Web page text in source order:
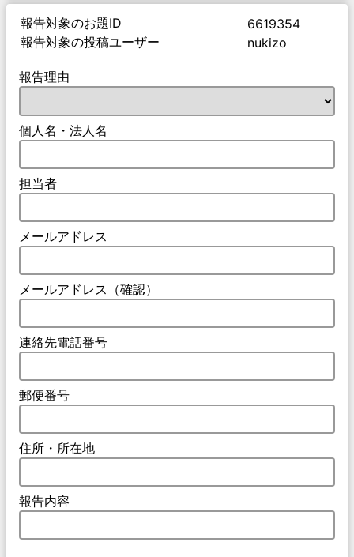
報告対象のお題ID
6619354
報告対象の投稿ユーザー
nukizo
報告理由
個人名・法人名
担当者
メールアドレス
メールアドレス（確認）
連絡先電話番号
郵便番号
住所・所在地
報告内容